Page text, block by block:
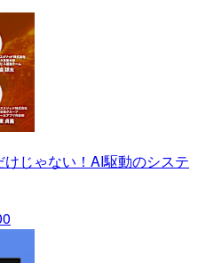
けじゃない！AI駆動のシステ